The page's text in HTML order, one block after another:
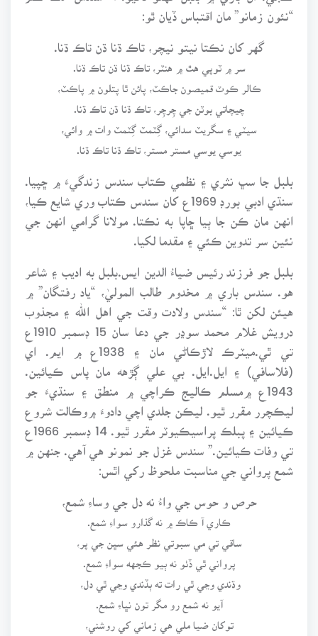
“نئون زمانو” مان اقتباس ڏيان ٿو:
گهر کان نڪتا نيتو نيچر، تاڪ ڌنا ڌن تاڪ ڌنا.
سر ۾ ٽوپي هٿ ۾ هنٽر، تاڪ ڌنا ڌن تاڪ ڌنا.
ڪالر ڪوٽ قميصون جاڪٽ، پائن ٿا پتلون ۾ پاڪٽ،
چيچاتي بوٽن جي چِرچِر، تاڪ ڌنا ڌن تاڪ ڌنا.
سيٽي ۽ سگريٽ سدائي، گِٽمٽ گِٽمٽ وات ۾ وائي،
يوسي يوسي مستر مستر، تاڪ ڌنا تاڪ ڌنا.
بلبل جا سڀ نثري ۽ نظمي ڪتاب سندس زندگيءَ ۾ ڇپيا.
سنڌي ادبي بورڊ 1969ع کان سندس ڪتاب وري شايع ڪيا،
انهن مان ڪن جا ٻيا ڇاپا به نڪتا. مولانا گرامي انهن جي
نئين سر تدوين ڪئي ۽ مقدما لکيا.
بلبل جو فرزند رئيس ضياءُ الدين ايس.بلبل به اديب ۽ شاعر
هو. سندس باري ۾ مخدوم طالب الموليٰ، “ياد رفتگان” ۾
هيئن لکن ٿا: “سندس ولادت وقت جي اهل الله ۽ مجذوب
تي ٿي.ميٽرڪ لاڙڪاڻي مان ۽ 1938ع ۾ ايم. اي
(فلاسافي) ۽ ايل.ايل. بي علي ڳڙهه مان پاس ڪيائين.
1943ع ۾مسلم ڪاليج ڪراچي ۾ منطق ۽ سنڌيءَ جو
ليڪچرر مقرر ٿيو. ليڪن جلدي اچي دادوءَ ۾وڪالت شروع
تي وفات ڪيائين.” سندس غزل جو نمونو هي آهي. جنهن ۾
شمع پرواني جي مناسبت ملحوظ رکي اٿس:
حرص و حوس جي واءُ نه دل جي وساءِ شمع،
ڪاري آ ڪاڪ ۾ نه گذارو سواءِ شمع.
ساقي تي مي سبوتي نظر هئي سڀن جي پر،
پرواني ٿي ڏٺو نه ٻيو ڪجهه سواءِ شمع.
وڌندي وڃي ٿي رات ته ٻڏندي وڃي ٿي دل،
آيو نه شمع رو مگر تون نڀاءِ شمع.
توکان ضيا ملي هي زماني کي روشني،